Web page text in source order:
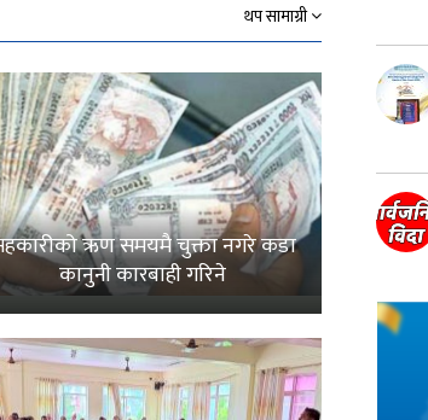
थप सामाग्री
ऋण समयमै चुक्ता नगरे कडा
कानुनी कारबाही गरिने